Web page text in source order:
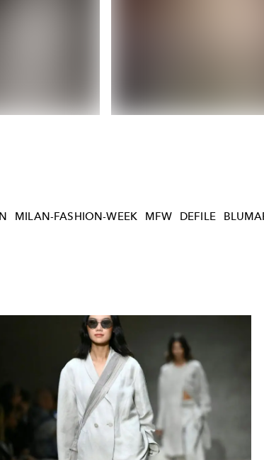
MILAN-FASHION-WEEK MFW DEFILE